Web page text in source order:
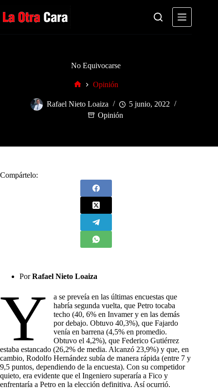
al
contenido
No Equivocarse
Opinión
Rafael Nieto Loaiza
5 junio, 2022
Opinión
Compártelo:
PorRafael Nieto Loaiza
Y
a se preveía en las últimas encuestas que
habría segunda vuelta, que Petro tocaba
techo (40, 6% en Invamer y en las demás
por debajo. Obtuvo 40,3%), que Fajardo
venía en barrena (4,5% en promedio.
Obtuvo el 4,2%), que Federico Gutiérrez
estaba estancado (26,2% de media. Alcanzó 23,9%) y que, en
cambio, Rodolfo Hernández subía de manera rápida (entre 7 y
9,5 puntos, dependiendo de la encuesta). Con su competidor
quieto, era evidente que el Ingeniero superaría a Fico y
enfrentaría a Petro en la elección definitiva. Así ocurrió.